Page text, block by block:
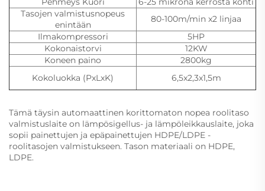
Tasojen valmistusnopeus
enintään
80-100m/min x2 linjaa
Ilmakompressori
5HP
Kokonaistorvi
12KW
Koneen paino
2800kg
Kokoluokka (PxLxK)
6,5x2,3x1,5m
Tämä täysin automaattinen korittomaton nopea roolitaso
valmistuslaite on lämpösigellus- ja lämpöleikkauslaite, joka
sopii painettujen ja epäpainettujen HDPE/LDPE -
roolitasojen valmistukseen. Tason materiaali on HDPE,
LDPE.